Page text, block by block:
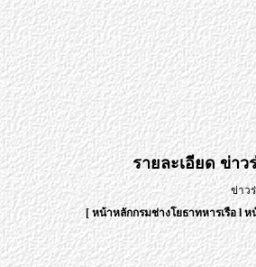
รายละเอียดข่าว
ข่าว
[หน้าหลักกรมช่างโยธาทหารเรือlห